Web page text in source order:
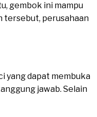
gembok ini mampu
tersebut, perusahaan
yang dapat membuka
jawab. Selain